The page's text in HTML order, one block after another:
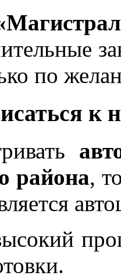
по
к
района,